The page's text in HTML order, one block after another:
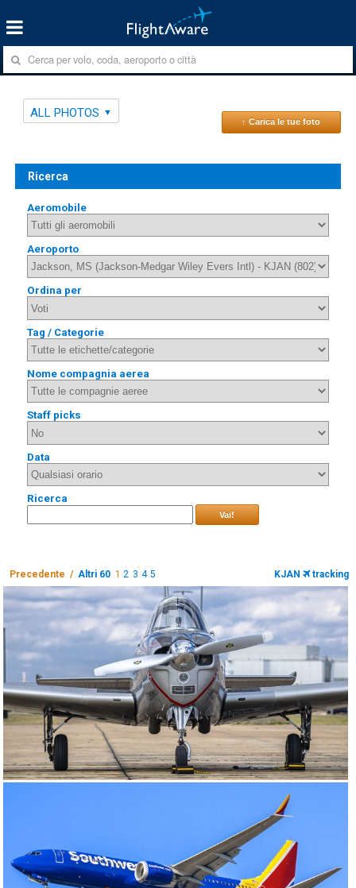
ALL PHOTOS
↑ Carica le tue foto
Ricerca
Aeromobile
Aeroporto
Ordina per
Tag / Categorie
Nome compagnia aerea
Staff picks
Data
Ricerca
Vai!
Precedente / Altri 60 1 2 3 4 5 KJAN tracking